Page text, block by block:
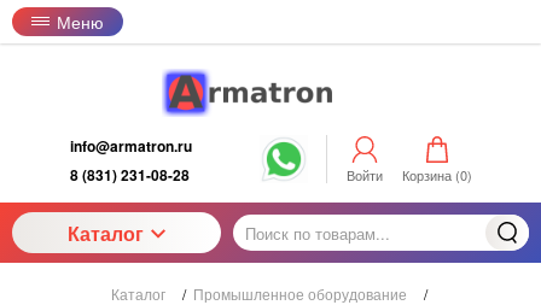
Меню
info@armatron.ru
8 (831) 231-08-28
Войти Корзина (0)
Каталог
Каталог / Промышленное оборудование
/